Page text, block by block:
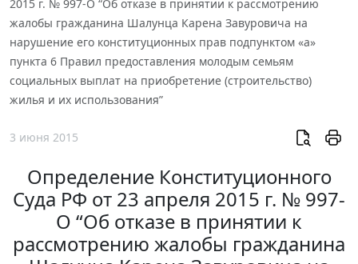
2015 г. № 997-О “Об отказе в принятии к рассмотрению
жалобы гражданина Шалунца Карена Завуровича на
нарушение его конституционных прав подпунктом «а»
пункта 6 Правил предоставления молодым семьям
социальных выплат на приобретение (строительство)
жилья и их использования”
3 июня 2015
Определение Конституционного
Суда РФ от 23 апреля 2015 г. № 997-
О “Об отказе в принятии к
рассмотрению жалобы гражданина